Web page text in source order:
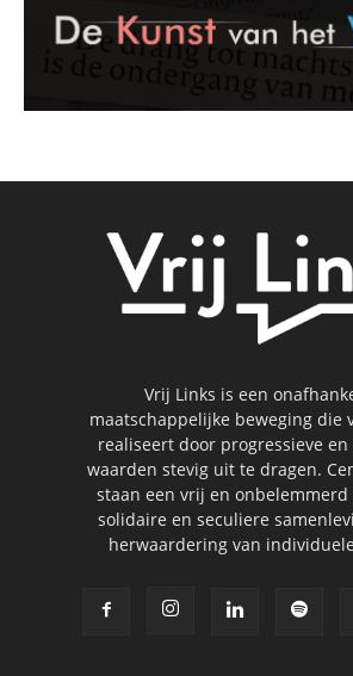
Vrij Links is een
maatschappelijke beweging die
realiseert door progressieve
waarden stevig uit te dragen.
staan een vrij en onbelemmerd
solidaire en seculiere
herwaardering van